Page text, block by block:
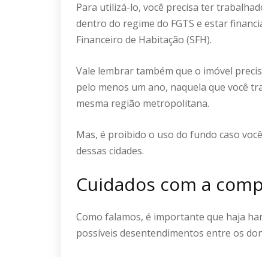
Para utilizá-lo, você precisa ter
dentro do regime do FGTS e estar
Financeiro de Habitação (SFH).
Vale lembrar também que o imóvel
pelo menos um ano, naquela que você
mesma região metropolitana.
Mas, é proibido o uso do fundo caso
dessas cidades.
Cuidados com a
Como falamos, é importante que haja
possíveis desentendimentos entre os